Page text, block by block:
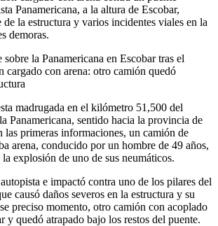
Panamericana, a la altura de Escobar,
la estructura y varios incidentes viales en la
demoras.
madrugada en el kilómetro 51,500 del
Panamericana, sentido hacia la provincia de
las primeras informaciones, un camión de
arena, conducido por un hombre de 49 años,
explosión de uno de sus neumáticos.
e impactó contra uno de los pilares del
causó daños severos en la estructura y su
preciso momento, otro camión con acoplado
y quedó atrapado bajo los restos del puente.